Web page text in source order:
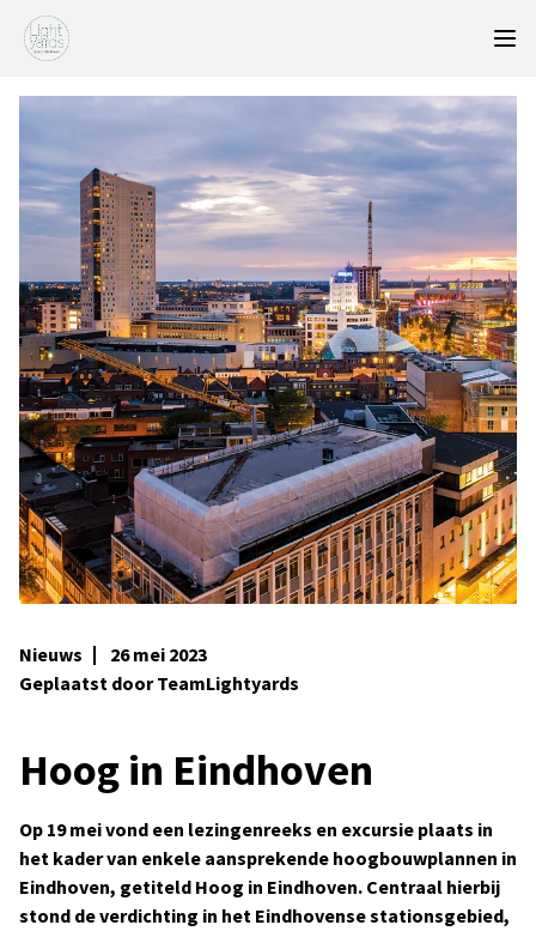
Nieuws
26 mei 2023
Geplaatst door TeamLightyards
Hoog in Eindhoven
Op 19 mei vond een lezingenreeks en excursie plaats in
het kader van enkele aansprekende hoogbouwplannen in
Eindhoven, getiteld Hoog in Eindhoven. Centraal hierbij
stond de verdichting in het Eindhovense stationsgebied,